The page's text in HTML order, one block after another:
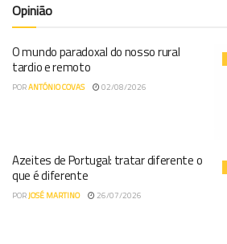
Opinião
O mundo paradoxal do nosso rural
tardio e remoto
PORANTÓNIO COVAS 02/08/2026
Azeites de Portugal: tratar diferente o
que é diferente
PORJOSÉ MARTINO 26/07/2026